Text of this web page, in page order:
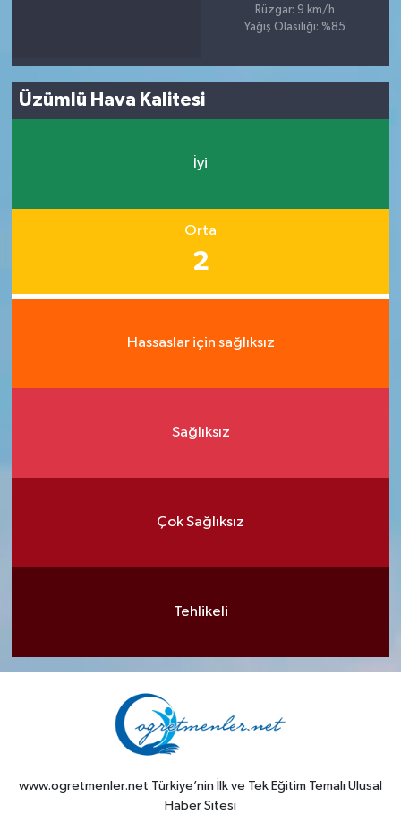
Rüzgar: 9 km/h
Yağış Olasılığı: %85
Üzümlü Hava Kalitesi
İyi
Orta
2
Hassaslar için sağlıksız
Sağlıksız
Çok Sağlıksız
Tehlikeli
www.ogretmenler.net Türkiye’nin İlk ve Tek Eğitim Temalı Ulusal
Haber Sitesi